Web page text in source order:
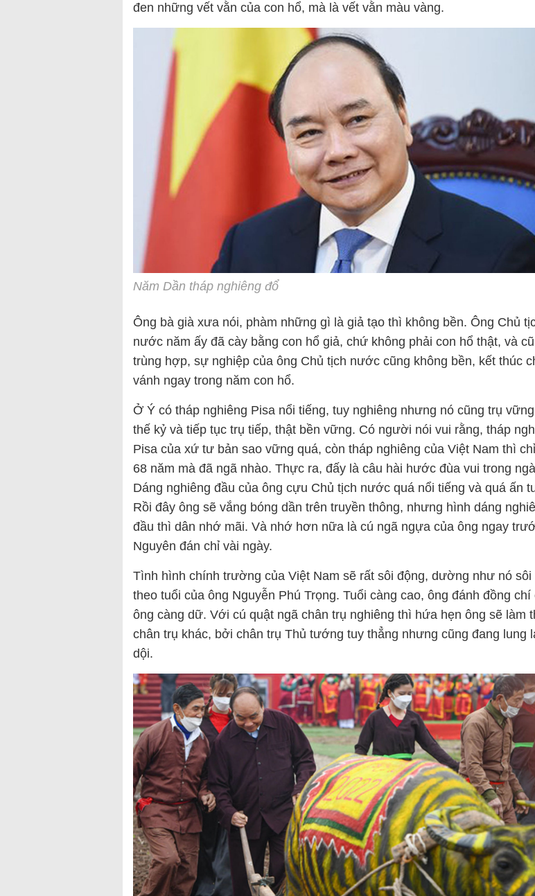
đen những vết vằn của con hổ, mà là vết vằn màu vàng.
Năm Dần tháp nghiêng đổ
Ông bà già xưa nói, phàm những gì là giả tạo thì không bền. Ông Chủ
nước năm ấy đã cày bằng con hổ giả, chứ không phải con hổ thật, và
trùng hợp, sự nghiệp của ông Chủ tịch nước cũng không bền, kết thúc
vánh ngay trong năm con hổ.
Ở Ý có tháp nghiêng Pisa nổi tiếng, tuy nghiêng nhưng nó cũng trụ
thế kỷ và tiếp tục trụ tiếp, thật bền vững. Có người nói vui rằng, tháp
Pisa của xứ tư bản sao vững quá, còn tháp nghiêng của Việt Nam thì
68 năm mà đã ngã nhào. Thực ra, đấy là câu hài hước đùa vui trong
Dáng nghiêng đầu của ông cựu Chủ tịch nước quá nổi tiếng và quá ấn
Rồi đây ông sẽ vắng bóng dần trên truyền thông, nhưng hình dáng
đầu thì dân nhớ mãi. Và nhớ hơn nữa là cú ngã ngựa của ông ngay
Nguyên đán chỉ vài ngày.
Tình hình chính trường của Việt Nam sẽ rất sôi động, dường như nó sôi
theo tuổi của ông Nguyễn Phú Trọng. Tuổi càng cao, ông đánh đồng chí
ông càng dữ. Với cú quật ngã chân trụ nghiêng thì hứa hẹn ông sẽ làm
chân trụ khác, bởi chân trụ Thủ tướng tuy thẳng nhưng cũng đang lung
dội.